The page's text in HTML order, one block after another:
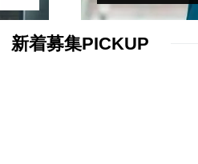
新着募集PICKUP